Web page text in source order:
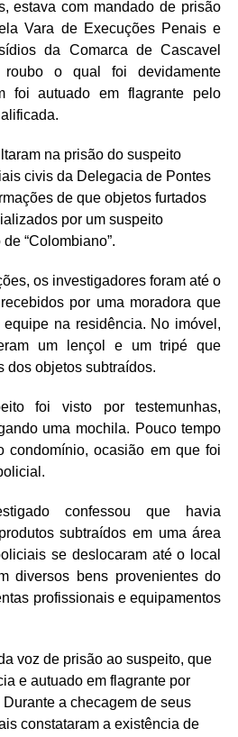
estava com mandado de prisão
Vara de Execuções Penais e
da Comarca de Cascavel
o qual foi devidamente
foi autuado em flagrante pelo
na prisão do suspeito
civis da Delegacia de Pontes
de que objetos furtados
por um suspeito
“Colombiano”.
os investigadores foram até o
por uma moradora que
na residência. No imóvel,
um lençol e um tripé que
dos objetos subtraídos.
foi visto por testemunhas,
uma mochila. Pouco tempo
condomínio, ocasião em que foi
confessou que havia
subtraídos em uma área
se deslocaram até o local
diversos bens provenientes do
profissionais e equipamentos
voz de prisão ao suspeito, que
e autuado em flagrante por
a checagem de seus
constataram a existência de